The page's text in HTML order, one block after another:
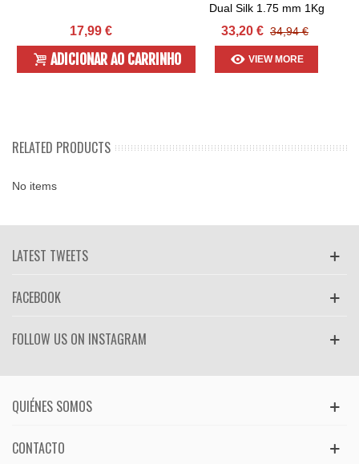
17,99 €
ADICIONAR AO CARRINHO
Dual Silk 1.75 mm 1Kg
33,20 € 34,94 €
VIEW MORE
RELATED PRODUCTS
No items
LATEST TWEETS
FACEBOOK
FOLLOW US ON INSTAGRAM
QUIÉNES SOMOS
CONTACTO